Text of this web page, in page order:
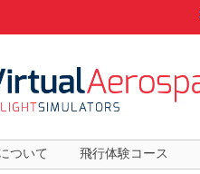
ついて 飛行体験コース